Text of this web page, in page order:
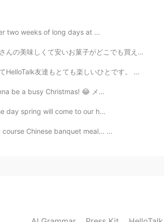
😊
てくれて子ども達はサンタさんに書
よ😆
2019.12.12 11:36
two weeks of long days at ...
時に比べて プラス3 kg になってしまいました。😭 早く痩せたいと思ってい...
たくなくて悲しくなったけどもちろん日本に帰りたい。 ところで、日...
be a busy Christmas! 😂 メ...
day spring will come to our h...
Chinese banquet meal... ...